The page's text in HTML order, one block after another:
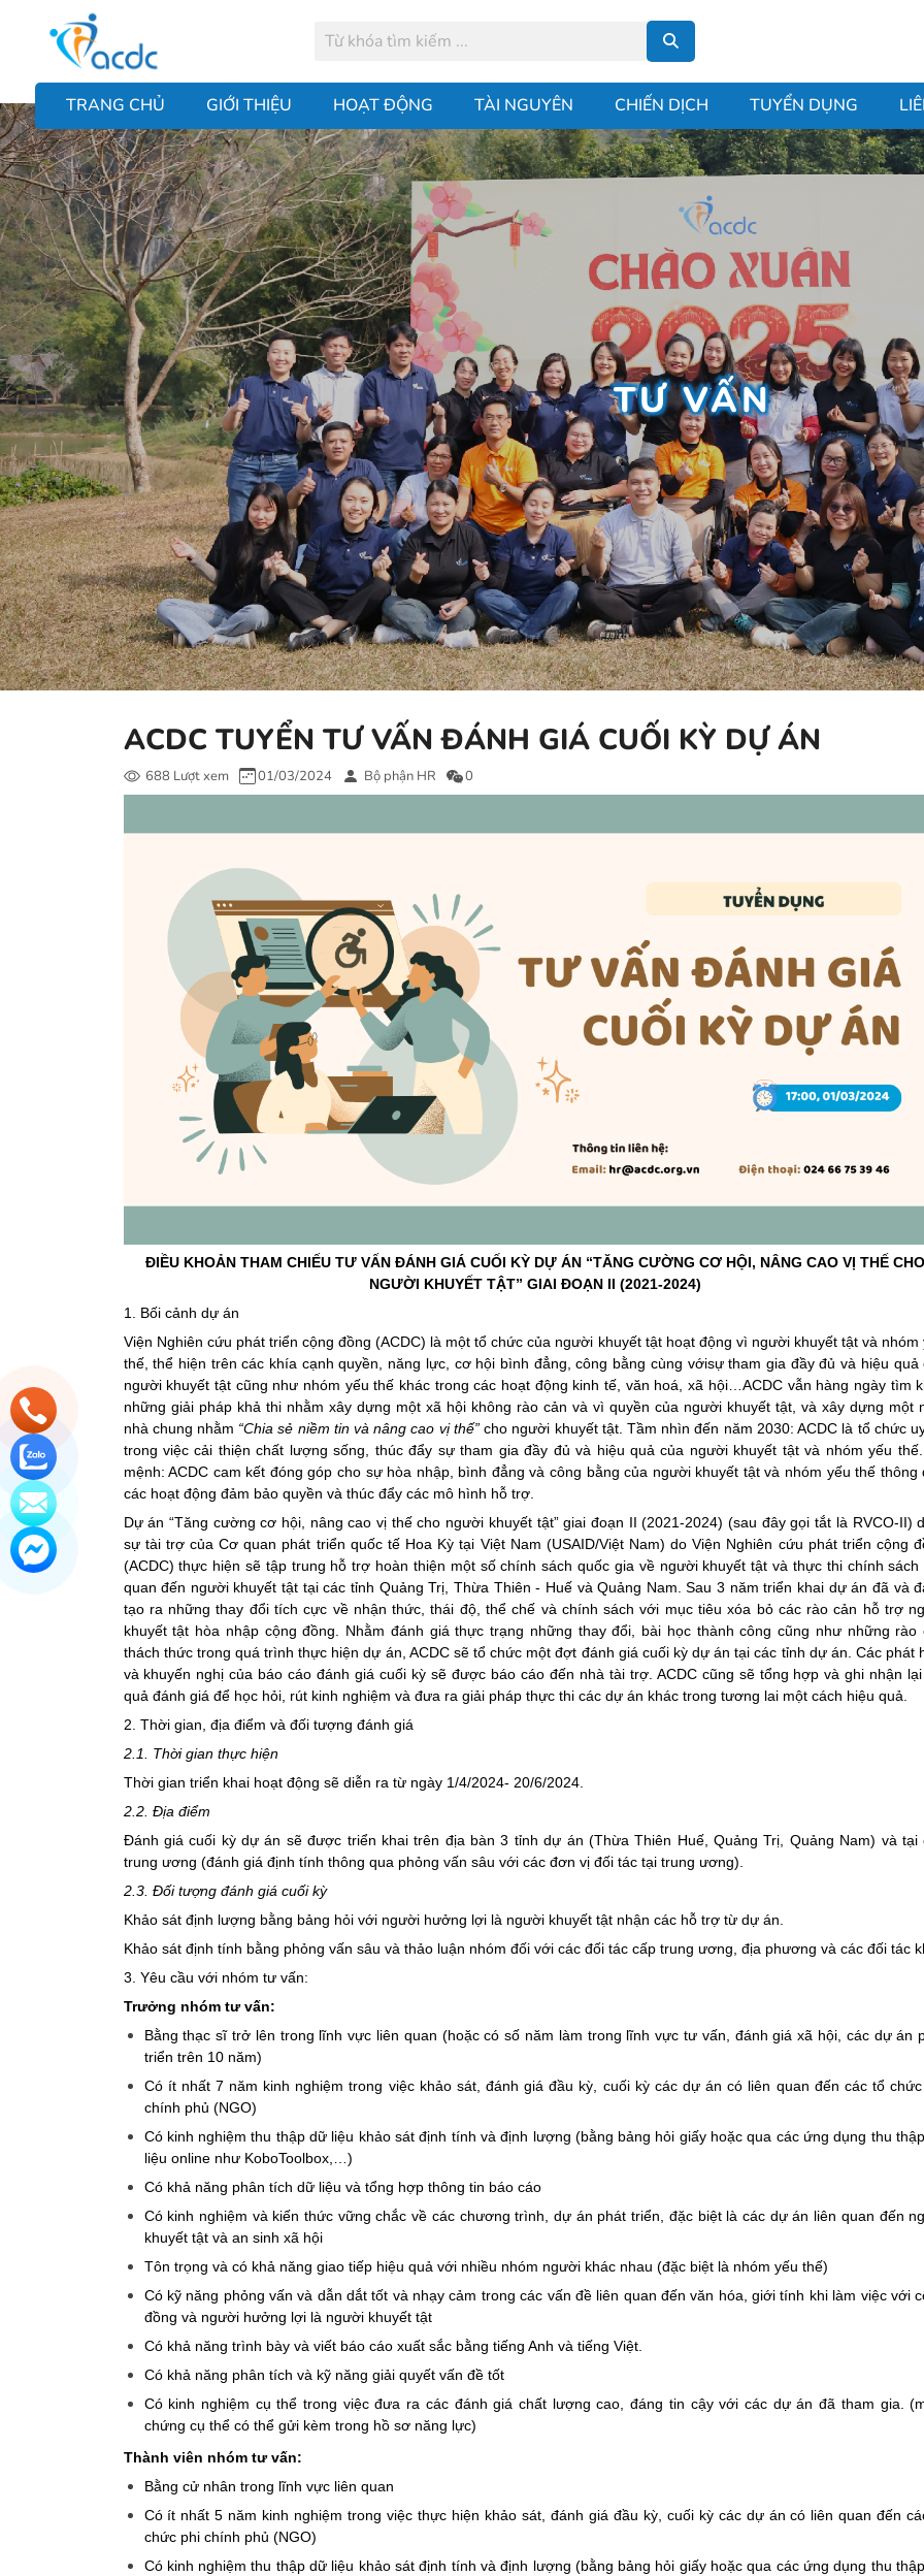
TRANG CHỦ GIỚI THIỆU HOẠT ĐỘNG TÀI NGUYÊN CHIẾN DỊCH TUYỂN DỤNG
TƯ VẤN
ACDC TUYỂN TƯ VẤN ĐÁNH GIÁ CUỐI KỲ DỰ ÁN
688 Lượt xem 01/03/2024 Bộ phận HR 0
ĐIỀU KHOẢN THAM CHIẾU TƯ VẤN ĐÁNH GIÁ CUỐI KỲ DỰ ÁN “TĂNG CƯỜNG CƠ HỘI, NÂNG CAO VỊ THẾ CHO
NGƯỜI KHUYẾT TẬT” GIAI ĐOẠN II (2021-2024)
1. Bối cảnh dự án
Viện Nghiên cứu phát triển cộng đồng (ACDC) là một tổ chức của người khuyết tật hoạt động vì người khuyết tật và nhóm
thế, thể hiện trên các khía cạnh quyền, năng lực, cơ hội bình đẳng, công bằng cùng vớisự tham gia đầy đủ và hiệu quả
người khuyết tật cũng như nhóm yếu thế khác trong các hoạt động kinh tế, văn hoá, xã hội…ACDC vẫn hàng ngày tìm
những giải pháp khả thi nhằm xây dựng một xã hội không rào cản và vì quyền của người khuyết tật, và xây dựng một
nhà chung nhằm “Chia sẻ niềm tin và nâng cao vị thế”cho người khuyết tật. Tầm nhìn đến năm 2030: ACDC là tổ chức
trong việc cải thiện chất lượng sống, thúc đẩy sự tham gia đầy đủ và hiệu quả của người khuyết tật và nhóm yếu
mệnh: ACDC cam kết đóng góp cho sự hòa nhập, bình đẳng và công bằng của người khuyết tật và nhóm yếu thế thông
các hoạt động đảm bảo quyền và thúc đẩy các mô hình hỗ trợ.
Dự án “Tăng cường cơ hội, nâng cao vị thế cho người khuyết tật” giai đoạn II (2021-2024) (sau đây gọi tắt là RVCO-II)
sự tài trợ của Cơ quan phát triển quốc tế Hoa Kỳ tại Việt Nam (USAID/Việt Nam) do Viện Nghiên cứu phát triển cộng
(ACDC) thực hiện sẽ tập trung hỗ trợ hoàn thiện một số chính sách quốc gia về người khuyết tật và thực thi chính sách
quan đến người khuyết tật tại các tỉnh Quảng Trị, Thừa Thiên - Huế và Quảng Nam. Sau 3 năm triển khai dự án đã và
tạo ra những thay đổi tích cực về nhận thức, thái độ, thể chế và chính sách với mục tiêu xóa bỏ các rào cản hỗ trợ
khuyết tật hòa nhập cộng đồng. Nhằm đánh giá thực trạng những thay đổi, bài học thành công cũng như những rào
thách thức trong quá trình thực hiện dự án, ACDC sẽ tổ chức một đợt đánh giá cuối kỳ dự án tại các tỉnh dự án. Các phát
và khuyến nghị của báo cáo đánh giá cuối kỳ sẽ được báo cáo đến nhà tài trợ. ACDC cũng sẽ tổng hợp và ghi nhận
quả đánh giá để học hỏi, rút kinh nghiệm và đưa ra giải pháp thực thi các dự án khác trong tương lai một cách hiệu quả.
2. Thời gian, địa điểm và đối tượng đánh giá
2.1. Thời gian thực hiện
Thời gian triển khai hoạt động sẽ diễn ra từ ngày 1/4/2024- 20/6/2024.
2.2. Địa điểm
Đánh giá cuối kỳ dự án sẽ được triển khai trên địa bàn 3 tỉnh dự án (Thừa Thiên Huế, Quảng Trị, Quảng Nam) và tại
trung ương (đánh giá định tính thông qua phỏng vấn sâu với các đơn vị đối tác tại trung ương).
2.3. Đối tượng đánh giá cuối kỳ
Khảo sát định lượng bằng bảng hỏi với người hưởng lợi là người khuyết tật nhận các hỗ trợ từ dự án.
Khảo sát định tính bằng phỏng vấn sâu và thảo luận nhóm đối với các đối tác cấp trung ương, địa phương và các đối tác
3. Yêu cầu với nhóm tư vấn:
Trưởng nhóm tư vấn:
Bằng thạc sĩ trở lên trong lĩnh vực liên quan (hoặc có số năm làm trong lĩnh vực tư vấn, đánh giá xã hội, các dự án
triển trên 10 năm)
Có ít nhất 7 năm kinh nghiệm trong việc khảo sát, đánh giá đầu kỳ, cuối kỳ các dự án có liên quan đến các tổ
chính phủ (NGO)
Có kinh nghiệm thu thập dữ liệu khảo sát định tính và định lượng (bằng bảng hỏi giấy hoặc qua các ứng dụng thu
liệu online như KoboToolbox,…)
Có khả năng phân tích dữ liệu và tổng hợp thông tin báo cáo
Có kinh nghiệm và kiến thức vững chắc về các chương trình, dự án phát triển, đặc biệt là các dự án liên quan đến
khuyết tật và an sinh xã hội
Tôn trọng và có khả năng giao tiếp hiệu quả với nhiều nhóm người khác nhau (đặc biệt là nhóm yếu thế)
Có kỹ năng phỏng vấn và dẫn dắt tốt và nhạy cảm trong các vấn đề liên quan đến văn hóa, giới tính khi làm việc với
đồng và người hưởng lợi là người khuyết tật
Có khả năng trình bày và viết báo cáo xuất sắc bằng tiếng Anh và tiếng Việt.
Có khả năng phân tích và kỹ năng giải quyết vấn đề tốt
Có kinh nghiệm cụ thể trong việc đưa ra các đánh giá chất lượng cao, đáng tin cậy với các dự án đã tham gia.
chứng cụ thể có thể gửi kèm trong hồ sơ năng lực)
Thành viên nhóm tư vấn:
Bằng cử nhân trong lĩnh vực liên quan
Có ít nhất 5 năm kinh nghiệm trong việc thực hiện khảo sát, đánh giá đầu kỳ, cuối kỳ các dự án có liên quan đến
chức phi chính phủ (NGO)
Có kinh nghiệm thu thập dữ liệu khảo sát định tính và định lượng (bằng bảng hỏi giấy hoặc qua các ứng dụng thu